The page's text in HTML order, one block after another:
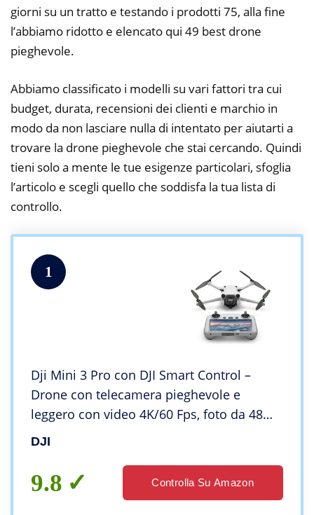
giorni su un tratto e testando i prodotti 75, alla fine
l’abbiamo ridotto e elencato qui 49 best drone
pieghevole.
Abbiamo classificato i modelli su vari fattori tra cui
budget, durata, recensioni dei clienti e marchio in
modo da non lasciare nulla di intentato per aiutarti a
trovare la drone pieghevole che stai cercando. Quindi
tieni solo a mente le tue esigenze particolari, sfoglia
l’articolo e scegli quello che soddisfa la tua lista di
controllo.
1
Dji Mini 3 Pro con DJI Smart Control –
Drone con telecamera pieghevole e
leggero con video 4K/60 Fps, foto da 48
MP, 34 minuti di volo, rilevamento ostacoli
DJI
9.8 Controlla Su Amazon